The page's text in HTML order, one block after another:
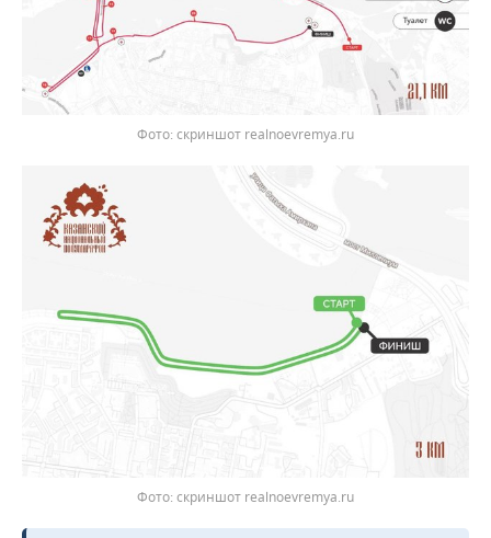
скриншот realnoevremya.ru
скриншот realnoevremya.ru